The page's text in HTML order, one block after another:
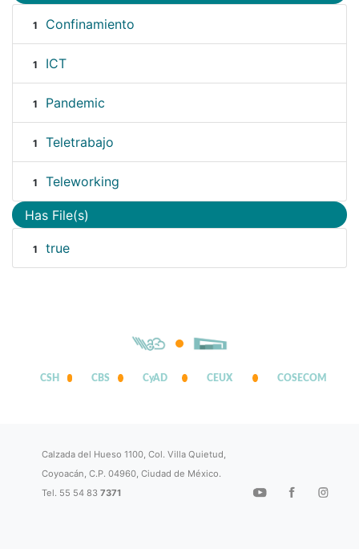
1 Confinamiento
1 ICT
1 Pandemic
1 Teletrabajo
1 Teleworking
Has File(s)
1 true
CSH CBS CyAD CEUX COSECOM
Calzada del Hueso 1100, Col. Villa Quietud,
Coyoacán, C.P. 04960, Ciudad de México.
Tel. 55 54 837371